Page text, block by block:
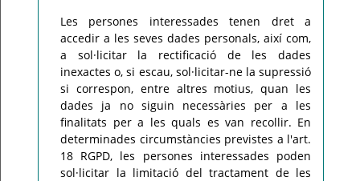
Les persones interessades tenen dret a
accedir a les seves dades personals, així com,
a sol·licitar la rectificació de les dades
inexactes o, si escau, sol·licitar-ne la supressió
si correspon, entre altres motius, quan les
dades ja no siguin necessàries per a les
finalitats per a les quals es van recollir. En
determinades circumstàncies previstes a l'art.
18 RGPD, les persones interessades poden
sol·licitar la limitació del tractament de les